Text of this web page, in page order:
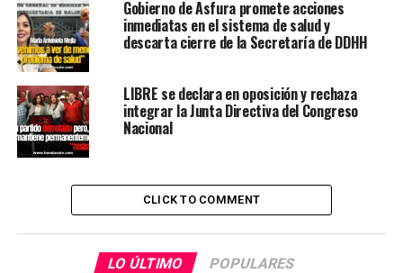
Gobierno de Asfura promete acciones
inmediatas en el sistema de salud y
descarta cierre de la Secretaría de DDHH
LIBRE se declara en oposición y rechaza
integrar la Junta Directiva del Congreso
Nacional
CLICK TO COMMENT
LO ÚLTIMO POPULARES